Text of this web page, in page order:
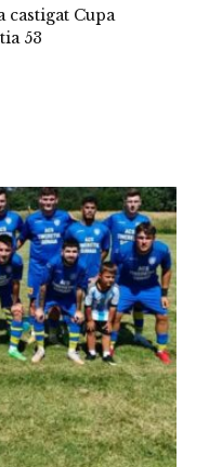
castigat Cupa
53